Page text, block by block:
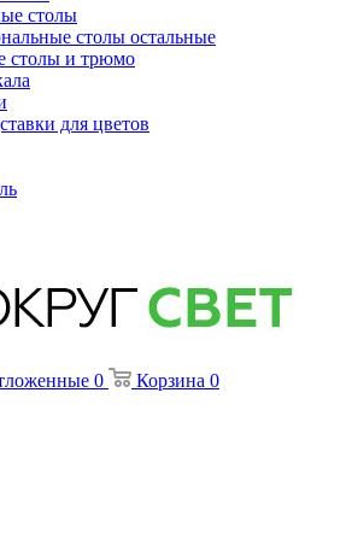
столы
столы остальные
столы и трюмо
для цветов
0 Корзина 0